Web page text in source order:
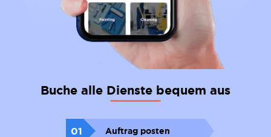
Buche alle Dienste bequem aus
01 Auftrag posten